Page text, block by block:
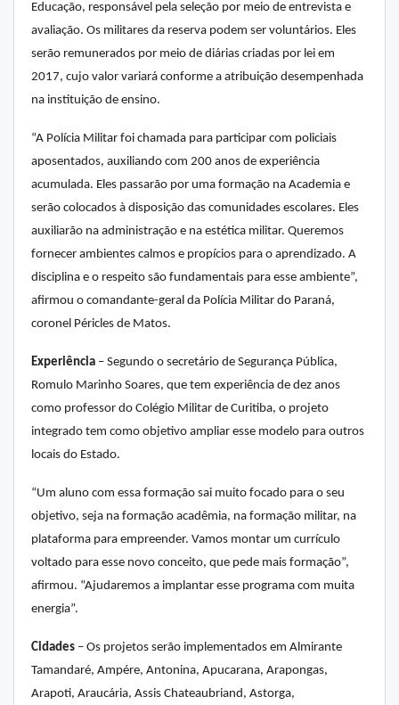
Educação, responsável pela seleção por meio de entrevista e
avaliação. Os militares da reserva podem ser voluntários. Eles
serão remunerados por meio de diárias criadas por lei em
2017, cujo valor variará conforme a atribuição desempenhada
na instituição de ensino.
“A Polícia Militar foi chamada para participar com policiais
aposentados, auxiliando com 200 anos de experiência
acumulada. Eles passarão por uma formação na Academia e
serão colocados à disposição das comunidades escolares. Eles
auxiliarão na administração e na estética militar. Queremos
fornecer ambientes calmos e propícios para o aprendizado. A
disciplina e o respeito são fundamentais para esse ambiente”,
afirmou o comandante-geral da Polícia Militar do Paraná,
coronel Péricles de Matos.
Experiência – Segundo o secretário de Segurança Pública,
Romulo Marinho Soares, que tem experiência de dez anos
como professor do Colégio Militar de Curitiba, o projeto
integrado tem como objetivo ampliar esse modelo para outros
locais do Estado.
“Um aluno com essa formação sai muito focado para o seu
objetivo, seja na formação acadêmia, na formação militar, na
plataforma para empreender. Vamos montar um currículo
voltado para esse novo conceito, que pede mais formação”,
afirmou. “Ajudaremos a implantar esse programa com muita
energia”.
Cidades – Os projetos serão implementados em Almirante
Tamandaré, Ampére, Antonina, Apucarana, Arapongas,
Arapoti, Araucária, Assis Chateaubriand, Astorga,